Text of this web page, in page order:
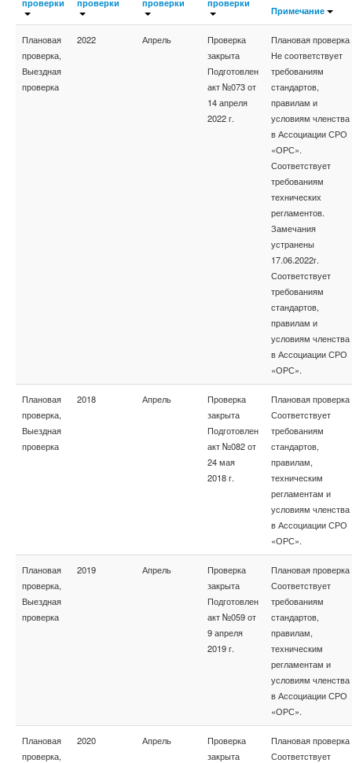
Примечание
Плановая
проверка,
Выездная
проверка
2022 Апрель
Проверка
закрыта
Подготовлен
акт №073 от
14 апреля
2022 г.
Плановая проверка
Не соответствует
требованиям
стандартов,
правилам и
условиям членства
в Ассоциации СРО
«ОРС».
Соответствует
требованиям
технических
регламентов.
Замечания
устранены
17.06.2022г.
Соответствует
требованиям
стандартов,
правилам и
условиям членства
в Ассоциации СРО
«ОРС».
Плановая
проверка,
Выездная
проверка
2018 Апрель
Проверка
закрыта
Подготовлен
акт №082 от
24 мая
2018 г.
Плановая проверка
Соответствует
требованиям
стандартов,
правилам,
техническим
регламентам и
условиям членства
в Ассоциации СРО
«ОРС».
Плановая
проверка,
Выездная
проверка
2019 Апрель
Проверка
закрыта
Подготовлен
акт №059 от
9 апреля
2019 г.
Плановая проверка
Соответствует
требованиям
стандартов,
правилам,
техническим
регламентам и
условиям членства
в Ассоциации СРО
«ОРС».
Плановая
проверка,
2020 Апрель
Проверка
закрыта
Плановая проверка
Соответствует